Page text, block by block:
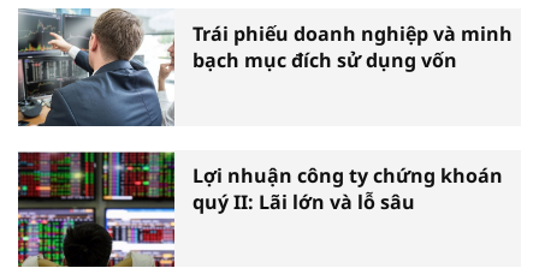
Trái phiếu doanh nghiệp và minh
bạch mục đích sử dụng vốn
Lợi nhuận công ty chứng khoán
quý II: Lãi lớn và lỗ sâu